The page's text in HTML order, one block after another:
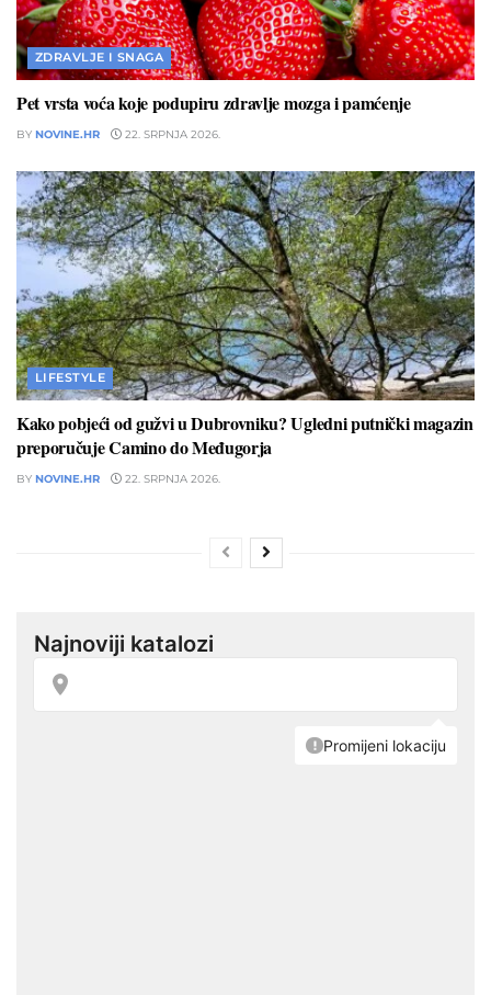
ZDRAVLJE I SNAGA
Pet vrsta voća koje podupiru zdravlje mozga i pamćenje
BY NOVINE.HR 22. SRPNJA 2026.
LIFESTYLE
Kako pobjeći od gužvi u Dubrovniku? Ugledni putnički magazin
preporučuje Camino do Međugorja
BY NOVINE.HR 22. SRPNJA 2026.